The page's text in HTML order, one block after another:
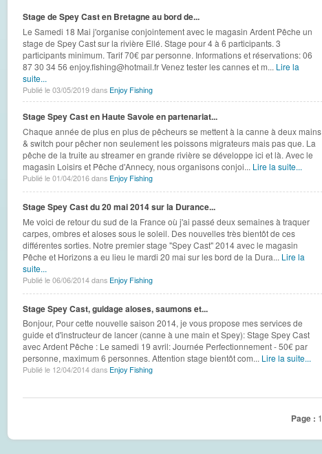
Stage de Spey Cast en Bretagne au bord de...
Le Samedi 18 Mai j'organise conjointement avec le magasin Ardent Pêche un
stage de Spey Cast sur la rivière Ellé. Stage pour 4 à 6 participants. 3
participants minimum. Tarif 70€ par personne. Informations et réservations: 06
87 30 34 56 enjoy.fishing@hotmail.fr Venez tester les cannes et m... Lire la
suite...
Publié le 03/05/2019 dans Enjoy Fishing
Stage Spey Cast en Haute Savoie en partenariat...
Chaque année de plus en plus de pêcheurs se mettent à la canne à deux mains
& switch pour pêcher non seulement les poissons migrateurs mais pas que. La
pêche de la truite au streamer en grande rivière se développe ici et là. Avec le
magasin Loisirs et Pêche d'Annecy, nous organisons conjoi... Lire la suite...
Publié le 01/04/2016 dans Enjoy Fishing
Stage Spey Cast du 20 mai 2014 sur la Durance...
Me voici de retour du sud de la France où j'ai passé deux semaines à traquer
carpes, ombres et aloses sous le soleil. Des nouvelles très bientôt de ces
différentes sorties. Notre premier stage "Spey Cast" 2014 avec le magasin
Pêche et Horizons a eu lieu le mardi 20 mai sur les bord de la Dura... Lire la
suite...
Publié le 06/06/2014 dans Enjoy Fishing
Stage Spey Cast, guidage aloses, saumons et...
Bonjour, Pour cette nouvelle saison 2014, je vous propose mes services de
guide et d'instructeur de lancer (canne à une main et Spey): Stage Spey Cast
avec Ardent Pêche : Le samedi 19 avril: Journée Perfectionnement - 50€ par
personne, maximum 6 personnes. Attention stage bientôt com... Lire la suite...
Publié le 12/04/2014 dans Enjoy Fishing
Page : 1